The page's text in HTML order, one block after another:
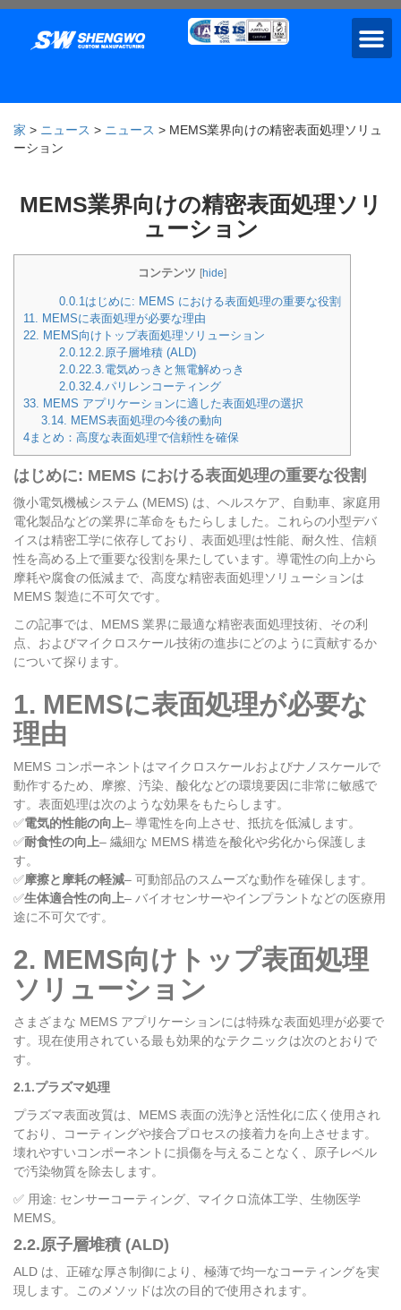
家 > ニュース > ニュース > MEMS業界向けの精密表面処理ソリュ
ーション
MEMS業界向けの精密表面処理ソリ
ューション
コンテンツ [hide]
0.0.1はじめに: MEMS における表面処理の重要な役割
11. MEMSに表面処理が必要な理由
22. MEMS向けトップ表面処理ソリューション
2.0.12.2.原子層堆積 (ALD)
2.0.22.3.電気めっきと無電解めっき
2.0.32.4.パリレンコーティング
33. MEMS アプリケーションに適した表面処理の選択
3.14. MEMS表面処理の今後の動向
4まとめ：高度な表面処理で信頼性を確保
はじめに: MEMS における表面処理の重要な役割
微小電気機械システム (MEMS) は、ヘルスケア、自動車、家庭用
電化製品などの業界に革命をもたらしました。これらの小型デバ
イスは精密工学に依存しており、表面処理は性能、耐久性、信頼
性を高める上で重要な役割を果たしています。導電性の向上から
摩耗や腐食の低減まで、高度な精密表面処理ソリューションは
MEMS 製造に不可欠です。
この記事では、MEMS 業界に最適な精密表面処理技術、その利
点、およびマイクロスケール技術の進歩にどのように貢献するか
について探ります。
1. MEMSに表面処理が必要な
理由
MEMS コンポーネントはマイクロスケールおよびナノスケールで
動作するため、摩擦、汚染、酸化などの環境要因に非常に敏感で
す。表面処理は次のような効果をもたらします。
✅電気的性能の向上– 導電性を向上させ、抵抗を低減します。
✅耐食性の向上– 繊細な MEMS 構造を酸化や劣化から保護しま
す。
✅摩擦と摩耗の軽減– 可動部品のスムーズな動作を確保します。
✅生体適合性の向上– バイオセンサーやインプラントなどの医療用
途に不可欠です。
2. MEMS向けトップ表面処理
ソリューション
さまざまな MEMS アプリケーションには特殊な表面処理が必要で
す。現在使用されている最も効果的なテクニックは次のとおりで
す。
2.1.プラズマ処理
プラズマ表面改質は、MEMS 表面の洗浄と活性化に広く使用され
ており、コーティングや接合プロセスの接着力を向上させます。
壊れやすいコンポーネントに損傷を与えることなく、原子レベル
で汚染物質を除去します。
✅ 用途: センサーコーティング、マイクロ流体工学、生物医学
MEMS。
2.2.原子層堆積 (ALD)
ALD は、正確な厚さ制御により、極薄で均一なコーティングを実
現します。このメソッドは次の目的で使用されます。